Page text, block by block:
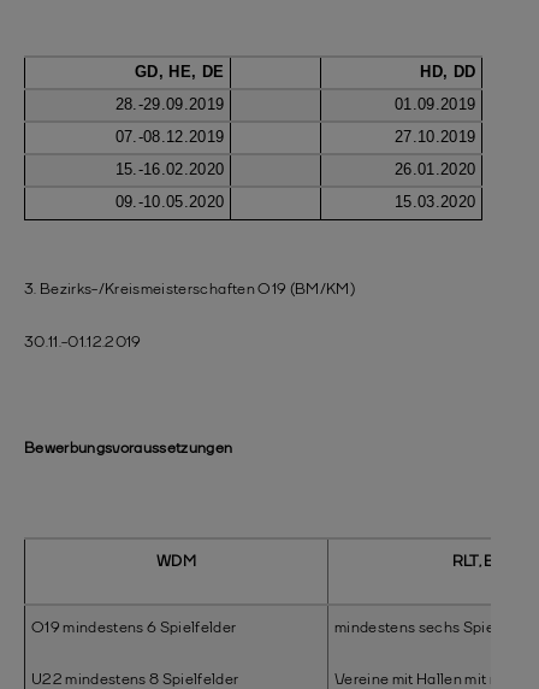
GD, HE, DE
HD, DD
28.-29.09.2019
01.09.2019
07.-08.12.2019
27.10.2019
15.-16.02.2020
26.01.2020
09.-10.05.2020
15.03.2020
3. Bezirks-/Kreismeisterschaften O19 (BM/KM)
30.11.-01.12.2019
Bewerbungsvoraussetzungen
WDM RLT, BM, KM
O19 mindestens 6 Spielfelder
U22 mindestens 8 Spielfelder
mindestens sechs
Vereine mit Hallen mit mehr